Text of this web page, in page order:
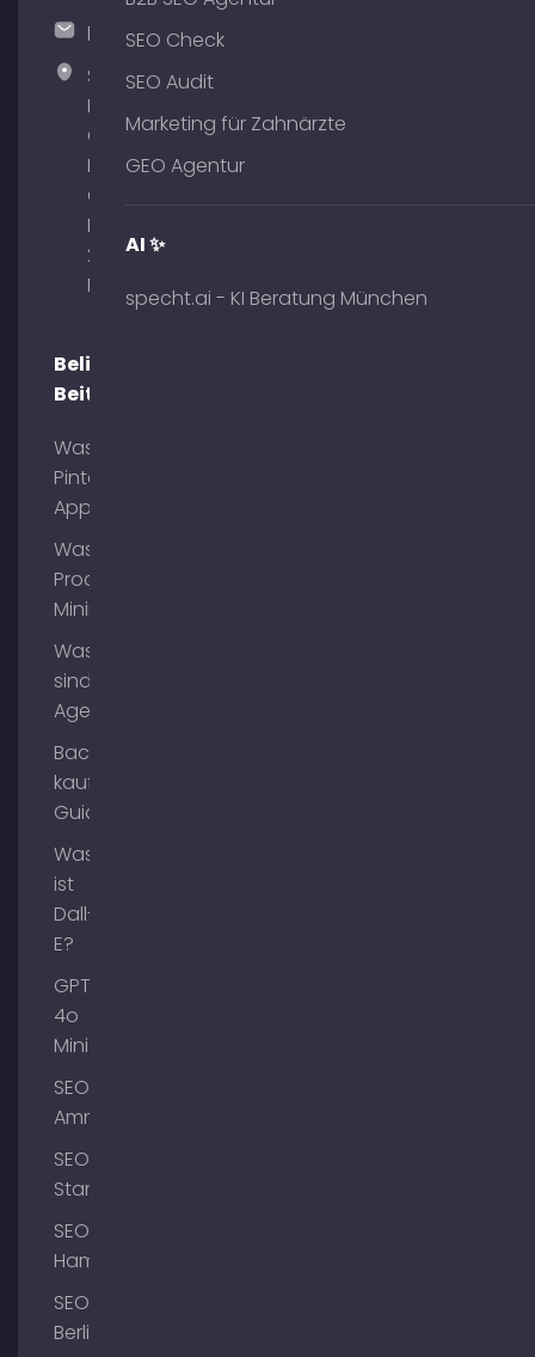
hallo@timospecht.de
Specht
Marketing
GmbH –
Palais am
Obelisk
Briennerstr.
29 80333
München
Beliebte
Beiträge
Was ist
Pinterest
App?
Was ist
Process
Mining?
Was
sind AI
Agents?
Backlinks
kaufen
Guide
Was
ist
Dall-
E?
GPT-
4o
Mini
SEO
Ammersee
SEO
Starnberg
SEO
Hamburg
SEO
Berlin
SEO Check
SEO Audit
Marketing für Zahnärzte
GEO Agentur
AI ✨
specht.ai - KI Beratung München